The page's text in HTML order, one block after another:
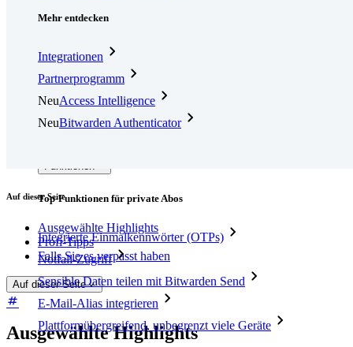
Mehr entdecken
Integrationen
Partnerprogramm
NeuAccess Intelligence
NeuBitwarden Authenticator
Top-Funktionen für private Abos
Integrierte Einmalkennwörter (OTPs)
Notfall-Zugriff
Sensible Daten teilen mit Bitwarden Send
E-Mail-Alias integrieren
Plattformübergreifend, unbegrenzt viele Geräte
Auf dieser Seite
Ausgewählte Highlights
Profi-Tipps
Falls Sie es verpasst haben
Auf dieser Seite
Ausgewählte Highlights